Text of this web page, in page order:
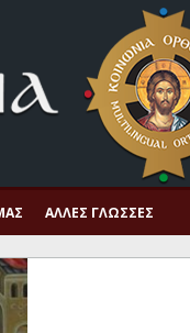
ΆΛΛΕΣ ΓΛΏΣΣΕΣ